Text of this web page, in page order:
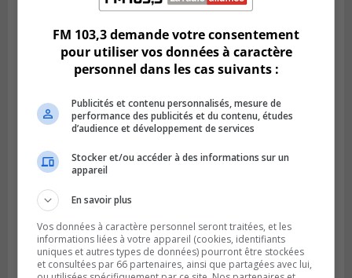
Publié le 6 juillet 2026 à 11h18
Climat Québec dévoile deux candidats
FM 103,3 demande votre consentement
pour utiliser vos données à caractère
personnel dans les cas suivants :
Publicités et contenu personnalisés, mesure de
performance des publicités et du contenu, études
d’audience et développement de services
Stocker et/ou accéder à des informations sur un
appareil
En savoir plus
Vos données à caractère personnel seront traitées, et les
informations liées à votre appareil (cookies, identifiants
uniques et autres types de données) pourront être stockées
et consultées par 66 partenaires, ainsi que partagées avec lui,